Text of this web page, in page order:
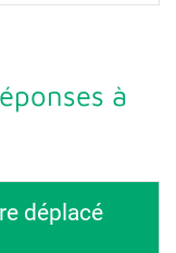
à
déplacé